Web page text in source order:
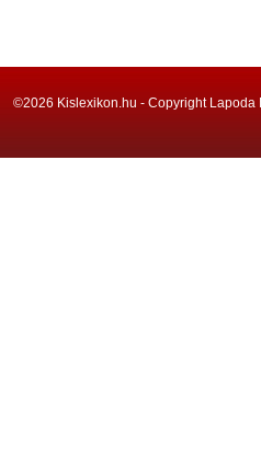
©2026 Kislexikon.hu - Copyright Lapoda